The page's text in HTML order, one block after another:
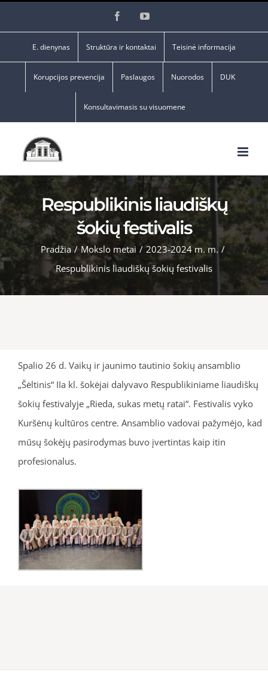
FacebookYouTube
E. dienynas Struktūra ir kontaktai Teisinė informacija
Korupcijos prevencija Paslaugos Nuorodos DUK
Konsultavimasis su visuomene
Respublikinis liaudiškų
šokių festivalis
Pradžia / Mokslo metai / 2023-2024 m. m. /
Respublikinis liaudiškų šokių festivalis
Spalio 26 d. Vaikų ir jaunimo tautinio šokių ansamblio
„Šėltinis“ IIa kl. šokėjai dalyvavo Respublikiniame liaudiškų
šokių festivalyje „Rieda, sukas metų ratai“. Festivalis vyko
Kuršėnų kultūros centre. Ansamblio vadovai pažymėjo, kad
mūsų šokėjų pasirodymas buvo įvertintas kaip itin
profesionalus.